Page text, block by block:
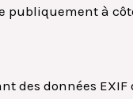
à
des données